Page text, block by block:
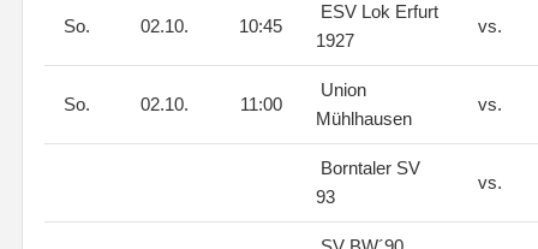
So. 02.10. 10:45
ESV Lok Erfurt
1927
vs.
So. 02.10. 11:00
Union
Mühlhausen
vs.
Borntaler SV
93
vs.